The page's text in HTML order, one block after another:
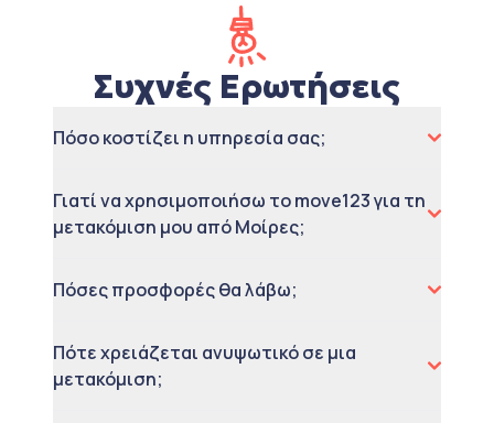
Συχνές Ερωτήσεις
Πόσο κοστίζει η υπηρεσία σας;
Γιατί να χρησιμοποιήσω το move123 για τη
μετακόμιση μου από Μοίρες;
Πόσες προσφορές θα λάβω;
Πότε χρειάζεται ανυψωτικό σε μια
μετακόμιση;